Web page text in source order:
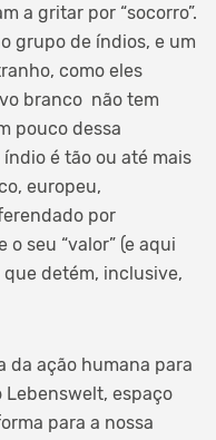
a gritar por “socorro”.
grupo de índios, e um
como eles
branco não tem
pouco dessa
é tão ou até mais
europeu,
por
seu “valor” (e aqui
detém, inclusive,
da ação humana para
espaço
para a nossa